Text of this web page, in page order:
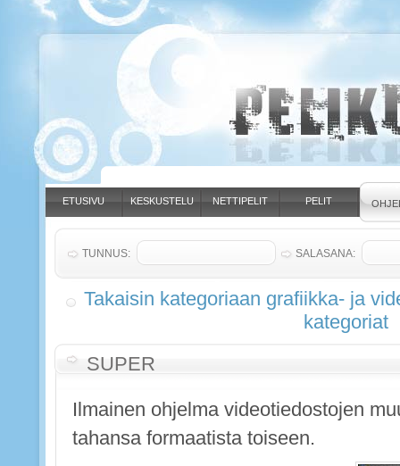
ETUSIVU KESKUSTELU NETTIPELIT PELIT
Takaisin kategoriaan grafiikka- ja
kategoriat
SUPER
Ilmainen ohjelma videotiedostojen
tahansa formaatista toiseen.
TUNNUS: SALASANA: